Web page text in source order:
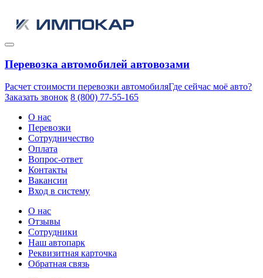
Перевозка автомобилей автовозами
Расчет стоимости перевозки автомобиляГде сейчас моё авто?
Заказать звонок 8 (800) 77-55-165
О нас
Перевозки
Сотрудничество
Оплата
Вопрос-ответ
Контакты
Вакансии
Вход в систему
О нас
Отзывы
Сотрудники
Наш автопарк
Реквизитная карточка
Обратная связь